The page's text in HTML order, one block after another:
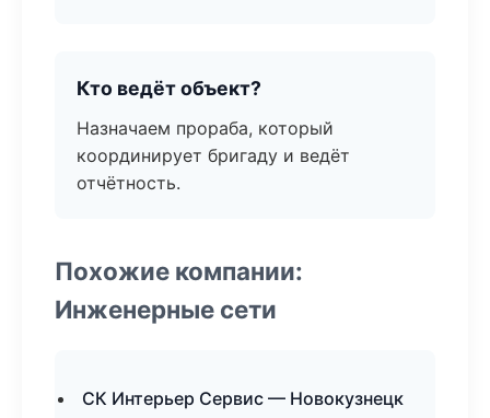
Кто ведёт объект?
Назначаем прораба, который
координирует бригаду и ведёт
отчётность.
Похожие компании:
Инженерные сети
СК Интерьер Сервис — Новокузнецк